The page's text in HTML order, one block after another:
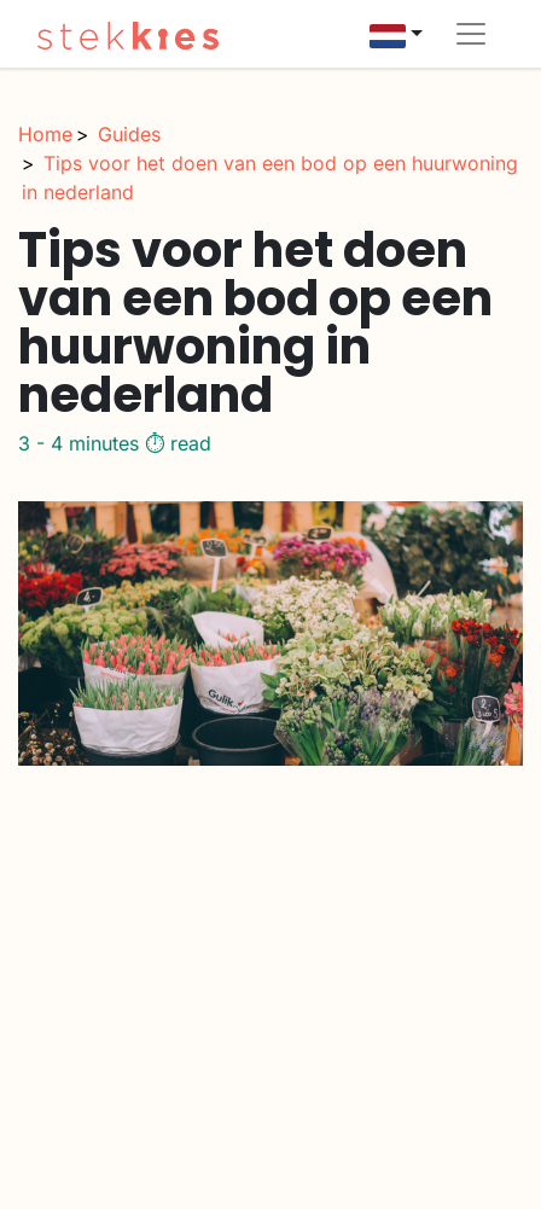
Home
Guides
Tips voor het doen van een bod op een huurwoning
in nederland
Tips voor het doen
van een bod op een
huurwoning in
nederland
3 - 4 minutes ⏱️ read